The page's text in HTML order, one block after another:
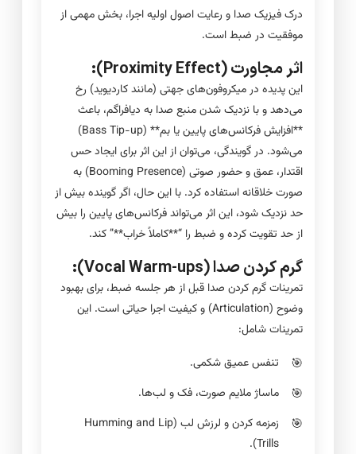
درک فیزیک صدا و رعایت اصول اولیه اجرا، بخش مهمی از
موفقیت در ضبط است.
اثر مجاورت (Proximity Effect):
این پدیده در میکروفون‌های جهتی (مانند کاردیوید) رخ
می‌دهد و با نزدیک شدن منبع صدا به دیافراگم، باعث
**افزایش فرکانس‌های پایین یا بم** (Bass Tip-up)
می‌شود. در گویندگی، می‌توان از این اثر برای ایجاد حس
اقتدار، عمق و حضور صوتی (Booming Presence) به
صورت خلاقانه استفاده کرد. با این حال، اگر گوینده بیش از
حد نزدیک شود، این اثر می‌تواند فرکانس‌های پایین را بیش
از حد تقویت کرده و ضبط را “**کاملاً خراب**” کند.
گرم کردن صدا (Vocal Warm-ups):
تمرینات گرم کردن صدا قبل از هر جلسه ضبط، برای بهبود
وضوح (Articulation) و کیفیت اجرا حیاتی است. این
تمرینات شامل:
تنفس عمیق شکمی.
ماساژ ملایم صورت، فک و لب‌ها.
زمزمه کردن و لرزش لب (Humming and Lip
Trills).